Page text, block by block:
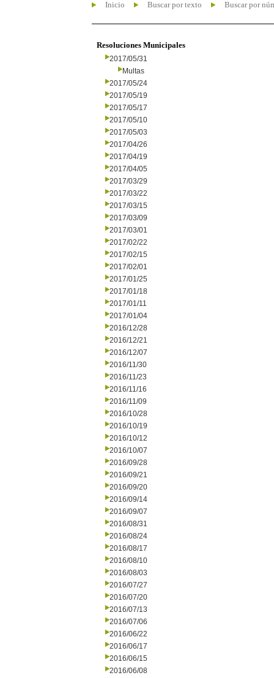
Inicio Buscar por texto Buscar por
Resoluciones Municipales
2017/05/31
Multas
2017/05/24
2017/05/19
2017/05/17
2017/05/10
2017/05/03
2017/04/26
2017/04/19
2017/04/05
2017/03/29
2017/03/22
2017/03/15
2017/03/09
2017/03/01
2017/02/22
2017/02/15
2017/02/01
2017/01/25
2017/01/18
2017/01/11
2017/01/04
2016/12/28
2016/12/21
2016/12/07
2016/11/30
2016/11/23
2016/11/16
2016/11/09
2016/10/28
2016/10/19
2016/10/12
2016/10/07
2016/09/28
2016/09/21
2016/09/20
2016/09/14
2016/09/07
2016/08/31
2016/08/24
2016/08/17
2016/08/10
2016/08/03
2016/07/27
2016/07/20
2016/07/13
2016/07/06
2016/06/22
2016/06/17
2016/06/15
2016/06/08